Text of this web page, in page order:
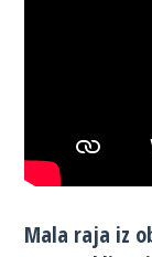
Mala raja iz